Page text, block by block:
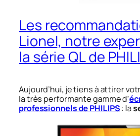
Les
Lionel, notre
la série QL de
Aujourd’hui, je tiens à attirer
la très performante gamme d’
professionnels de PHILIPS: la